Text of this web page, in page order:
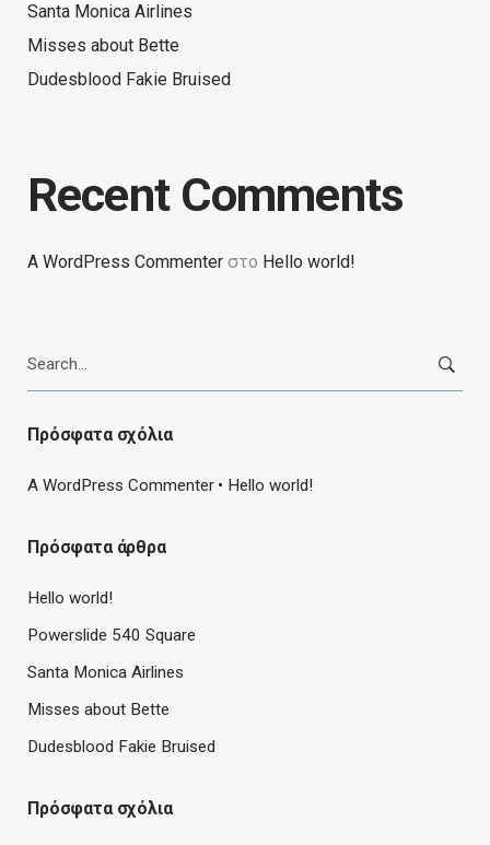
Santa Monica Airlines
Misses about Bette
Dudesblood Fakie Bruised
Recent Comments
A WordPress Commenter στο Hello world!
for:
Πρόσφατα σχόλια
A WordPress Commenter Hello world!
Πρόσφατα άρθρα
Hello world!
Powerslide 540 Square
Santa Monica Airlines
Misses about Bette
Dudesblood Fakie Bruised
Πρόσφατα σχόλια